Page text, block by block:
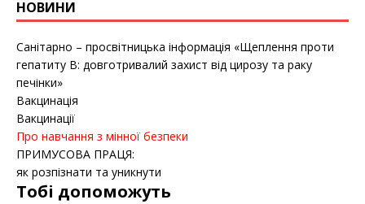
НОВИНИ
Санітарно – просвітницька інформація «Щеплення проти
гепатиту B: довготривалий захист від цирозу та раку
печінки»
Вакцинація
Вакцинації
Про навчання з мінної безпеки
ПРИМУСОВА ПРАЦЯ:
як розпізнати та уникнути
Тобі допоможуть